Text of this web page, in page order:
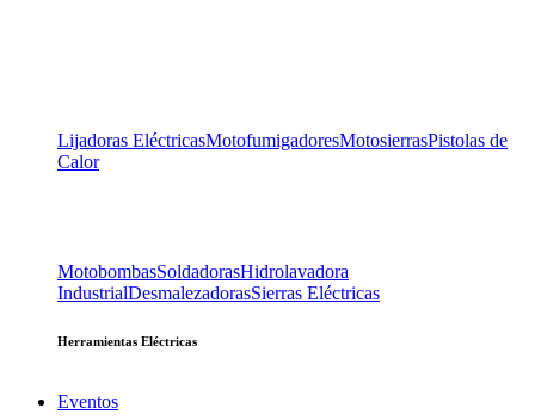
Lijadoras EléctricasMotofumigadoresMotosierrasPistolas de
Calor
MotobombasSoldadorasHidrolavadora
IndustrialDesmalezadorasSierras Eléctricas
Herramientas Eléctricas
Eventos